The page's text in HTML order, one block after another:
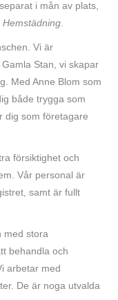
i mån av plats,
Hemstädning.
Vi är
Stan, vi skapar
Med Anne Blom som
både trygga som
dig som företagare
försiktighet och
Vår personal är
samt är fullt
med stora
behandla och
arbetar med
De är noga utvalda